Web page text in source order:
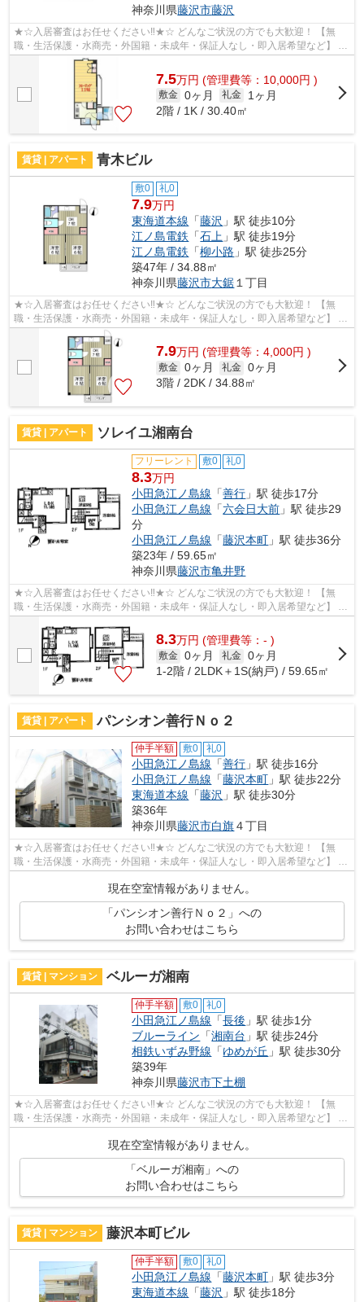
神奈川県藤沢市藤沢
★☆入居審査はお任せください‼★☆ どんなご状況の方でも大歓迎！ 【無
職・生活保護・水商売・外国籍・未成年・保証人なし・即入居希望など】 ネ
ット非公開の物件からもお探し致します‼ ...
7.5万円 (管理費等：10,000円 )
敷金 0ヶ月 礼金
1ヶ月
2階 / 1K / 30.40㎡
賃貸 | アパート 青木ビル
敷0 礼0
7.9万円
東海道本線 「藤沢 」駅 徒歩10分
江ノ島電鉄 「石上 」駅 徒歩19分
江ノ島電鉄 「柳小路 」駅 徒歩25分
築47年 / 34.88㎡
神奈川県藤沢市大鋸 １丁目
★☆入居審査はお任せください‼★☆ どんなご状況の方でも大歓迎！ 【無
職・生活保護・水商売・外国籍・未成年・保証人なし・即入居希望など】 ネ
ット非公開の物件からもお探し致します‼ ...
7.9万円 (管理費等：4,000円 )
敷金 0ヶ月 礼金 0ヶ月
3階 / 2DK / 34.88㎡
賃貸 | アパート ソレイユ湘南台
フリーレント 敷0 礼0
8.3万円
小田急江ノ島線 「善行 」駅 徒歩17分
小田急江ノ島線 「六会日大前 」駅 徒歩29
分
小田急江ノ島線 「藤沢本町 」駅 徒歩36分
築23年 / 59.65㎡
神奈川県藤沢市亀井野
★☆入居審査はお任せください‼★☆ どんなご状況の方でも大歓迎！ 【無
職・生活保護・水商売・外国籍・未成年・保証人なし・即入居希望など】 ネ
ット非公開の物件からもお探し致します‼ ...
8.3万円 (管理費等：- )
敷金 0ヶ月 礼金 0ヶ月
1-2階 / 2LDK＋1S(納戸) / 59.65㎡
賃貸 | アパート パンシオン善行Ｎｏ２
仲手半額 敷0 礼0
小田急江ノ島線 「善行 」駅 徒歩16分
小田急江ノ島線 「藤沢本町 」駅 徒歩22分
東海道本線 「藤沢 」駅 徒歩30分
築36年
神奈川県藤沢市白旗４丁目
★☆入居審査はお任せください‼★☆ どんなご状況の方でも大歓迎！ 【無
職・生活保護・水商売・外国籍・未成年・保証人なし・即入居希望など】 ネ
現在空室情報がありません。
「パンシオン善行Ｎｏ２」への
お問い合わせはこちら
賃貸 | マンション ベルーガ湘南
仲手半額 敷0 礼0
小田急江ノ島線 「長後 」駅 徒歩1分
ブルーライン 「湘南台 」駅 徒歩24分
相鉄いずみ野線 「ゆめが丘 」駅 徒歩30分
築39年
神奈川県藤沢市下土棚
★☆入居審査はお任せください‼★☆ どんなご状況の方でも大歓迎！ 【無
職・生活保護・水商売・外国籍・未成年・保証人なし・即入居希望など】 ネ
現在空室情報がありません。
「ベルーガ湘南」への
お問い合わせはこちら
賃貸 | マンション 藤沢本町ビル
仲手半額 敷0 礼0
小田急江ノ島線 「藤沢本町 」駅 徒歩3分
東海道本線 「藤沢 」駅 徒歩18分